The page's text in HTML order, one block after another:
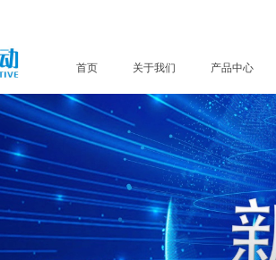
首页 关于我们 产品中心